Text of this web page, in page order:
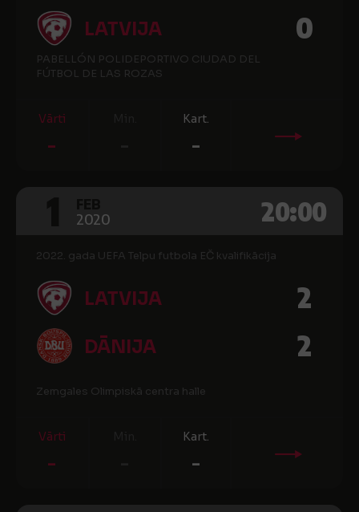
LATVIJA 0
PABELLÓN POLIDEPORTIVO CIUDAD DEL
FÚTBOL DE LAS ROZAS
Vārti
-
Kart.
-
2020 20:00
2022. gada UEFA Telpu futbola EČ kvalifikācija
LATVIJA 2
DĀNIJA 2
Zemgales Olimpiskā centra halle
Vārti
-
Kart.
-